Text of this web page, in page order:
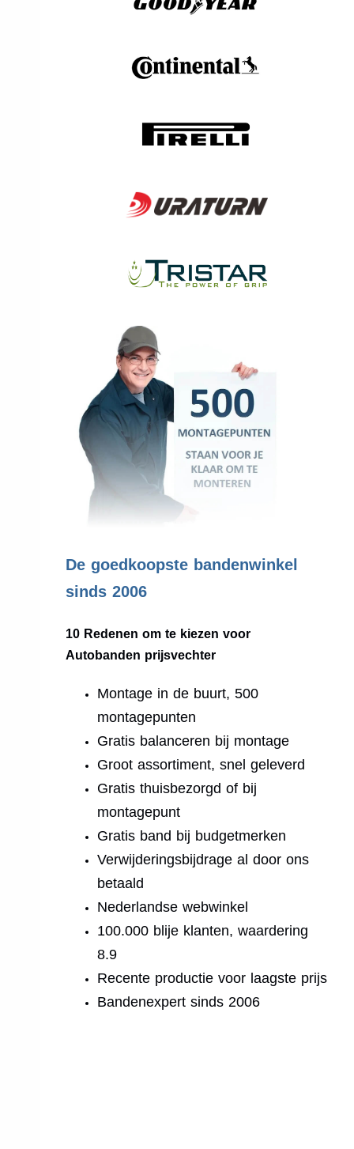
De goedkoopste bandenwinkel
sinds 2006
10 Redenen om te kiezen voor
Autobanden prijsvechter
Montage in de buurt, 500
montagepunten
Gratis balanceren bij montage
Groot assortiment, snel geleverd
Gratis thuisbezorgd of bij
montagepunt
Gratis band bij budgetmerken
Verwijderingsbijdrage al door ons
betaald
Nederlandse webwinkel
100.000 blije klanten, waardering
8.9
Recente productie voor laagste prijs
Bandenexpert sinds 2006